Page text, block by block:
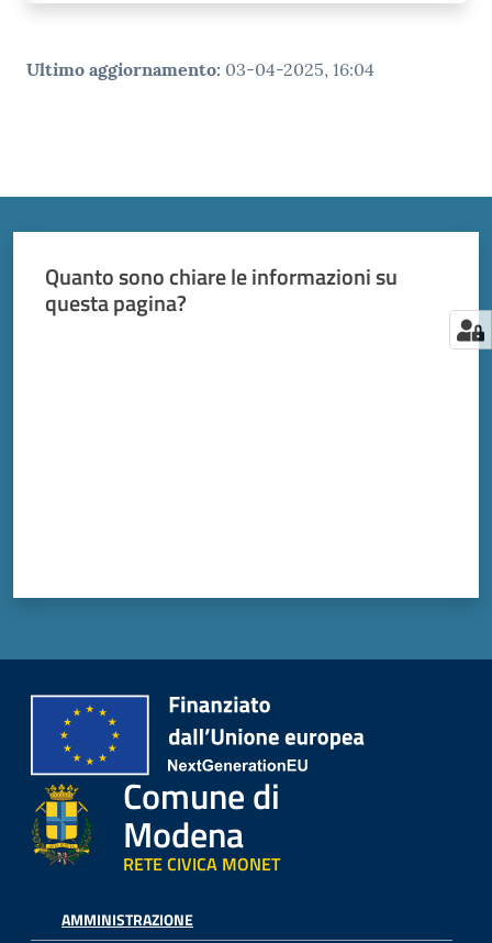
Ultimo aggiornamento: 03-04-2025, 16:04
Quanto sono chiare le informazioni su
questa pagina?
Comune di
Modena
RETE CIVICA MONET
AMMINISTRAZIONE